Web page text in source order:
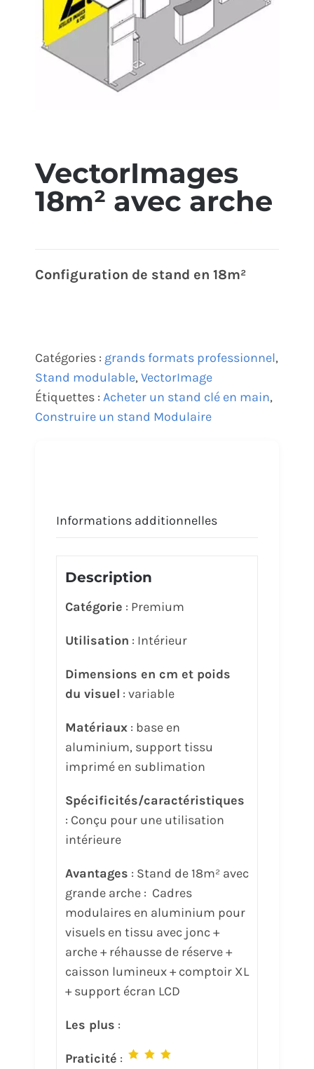
ÉCO-RESPONSABLE
CONTACT
VectorImages
18m² avec arche
Configuration de stand en 18m²
Catégories : grands formats professionnel,
Stand modulable,VectorImage
Étiquettes : Acheter un stand clé en main,
Construire un stand Modulaire
Informations additionnelles
Description
Catégorie : Premium
Utilisation : Intérieur
Dimensions en cm et poids
du visuel : variable
Matériaux: base en
aluminium, support tissu
imprimé en sublimation
Spécificités/caractéristiques
: Conçu pour une utilisation
intérieure
Avantages : Stand de 18m² avec
grande arche : Cadres
modulaires en aluminium pour
visuels en tissu avec jonc +
arche + réhausse de réserve +
caisson lumineux + comptoir XL
+ support écran LCD
Les plus :
Praticité :